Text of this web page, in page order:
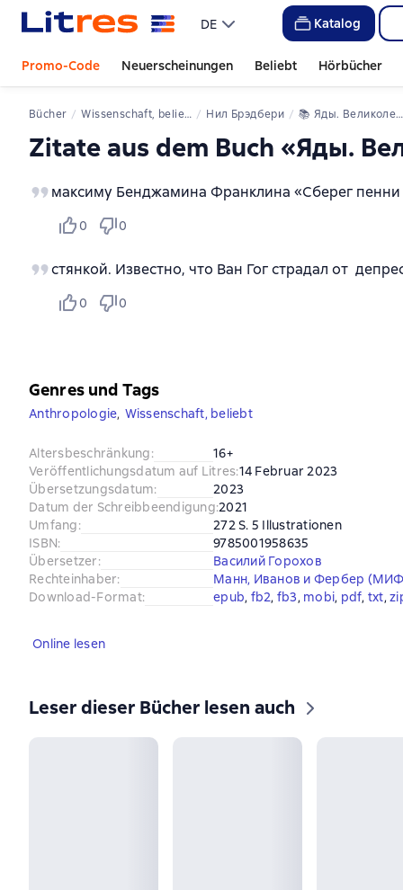
DE Katalog
Promo-Code Neuerscheinungen Beliebt Hörbücher
Bücher Wissenschaft, beliebt Нил Брэдбери 📚 Яды. Великолепная история человечества
Zitate aus dem Buch «Яды.
максиму Бенджамина Франклина «Сберег пенни
0 0
стянкой. Известно, что Ван Гог страдал от
0 0
Genres und Tags
Anthropologie, Wissenschaft, beliebt
Altersbeschränkung:
16+
Veröffentlichungsdatum auf Litres:14 Februar 2023
Übersetzungsdatum:
2023
Datum der Schreibbeendigung:2021
Umfang:
272 S. 5 Illustrationen
ISBN:
9785001958635
Übersetzer:
Василий Горохов
Rechteinhaber:
Манн, Иванов и Фербер
Download-Format: epub, fb2, fb3, mobi, pdf, txt,
Online lesen
Leser dieser Bücher lesen auch